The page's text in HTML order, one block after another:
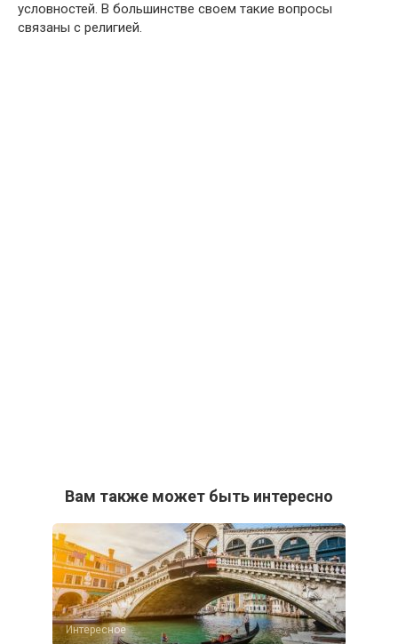
условностей. В большинстве своем такие вопросы
связаны с религией.
Вам также может быть интересно
Интересное